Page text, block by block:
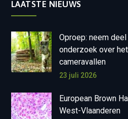
LAATSTE NIEUWS
Oproep: neem
onderzoek over
cameravallen
23 juli 2026
European Brown
West-Vlaanderen